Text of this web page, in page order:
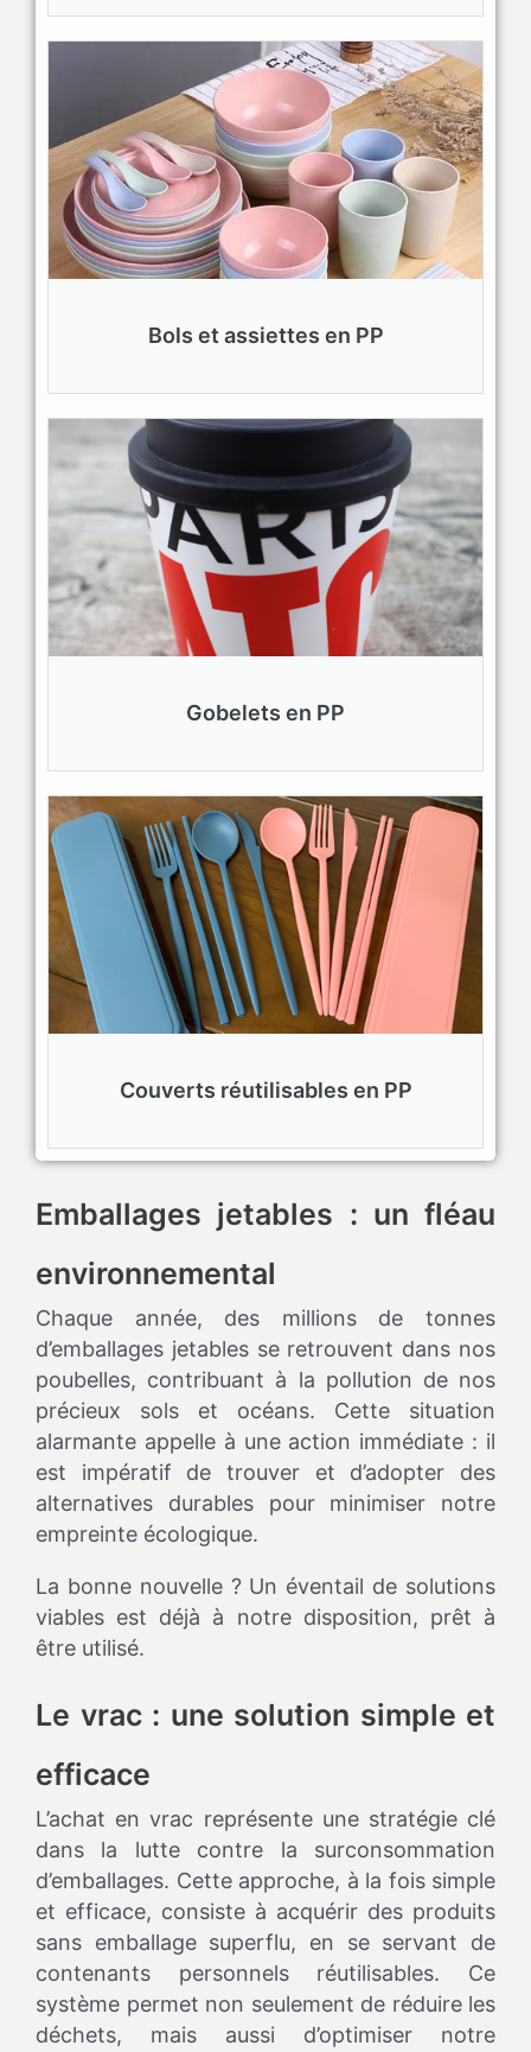
Bols et assiettes en PP
Gobelets en PP
Couverts réutilisables en PP
Emballages jetables : un fléau
environnemental
Chaque année, des millions de tonnes
d’emballages jetables se retrouvent dans nos
poubelles, contribuant à la pollution de nos
précieux sols et océans. Cette situation
alarmante appelle à une action immédiate : il
est impératif de trouver et d’adopter des
alternatives durables pour minimiser notre
empreinte écologique.
La bonne nouvelle ? Un éventail de solutions
viables est déjà à notre disposition, prêt à
être utilisé.
Le vrac : une solution simple et
efficace
L’achat en vrac représente une stratégie clé
dans la lutte contre la surconsommation
d’emballages. Cette approche, à la fois simple
et efficace, consiste à acquérir des produits
sans emballage superflu, en se servant de
contenants personnels réutilisables. Ce
système permet non seulement de réduire les
déchets, mais aussi d’optimiser notre